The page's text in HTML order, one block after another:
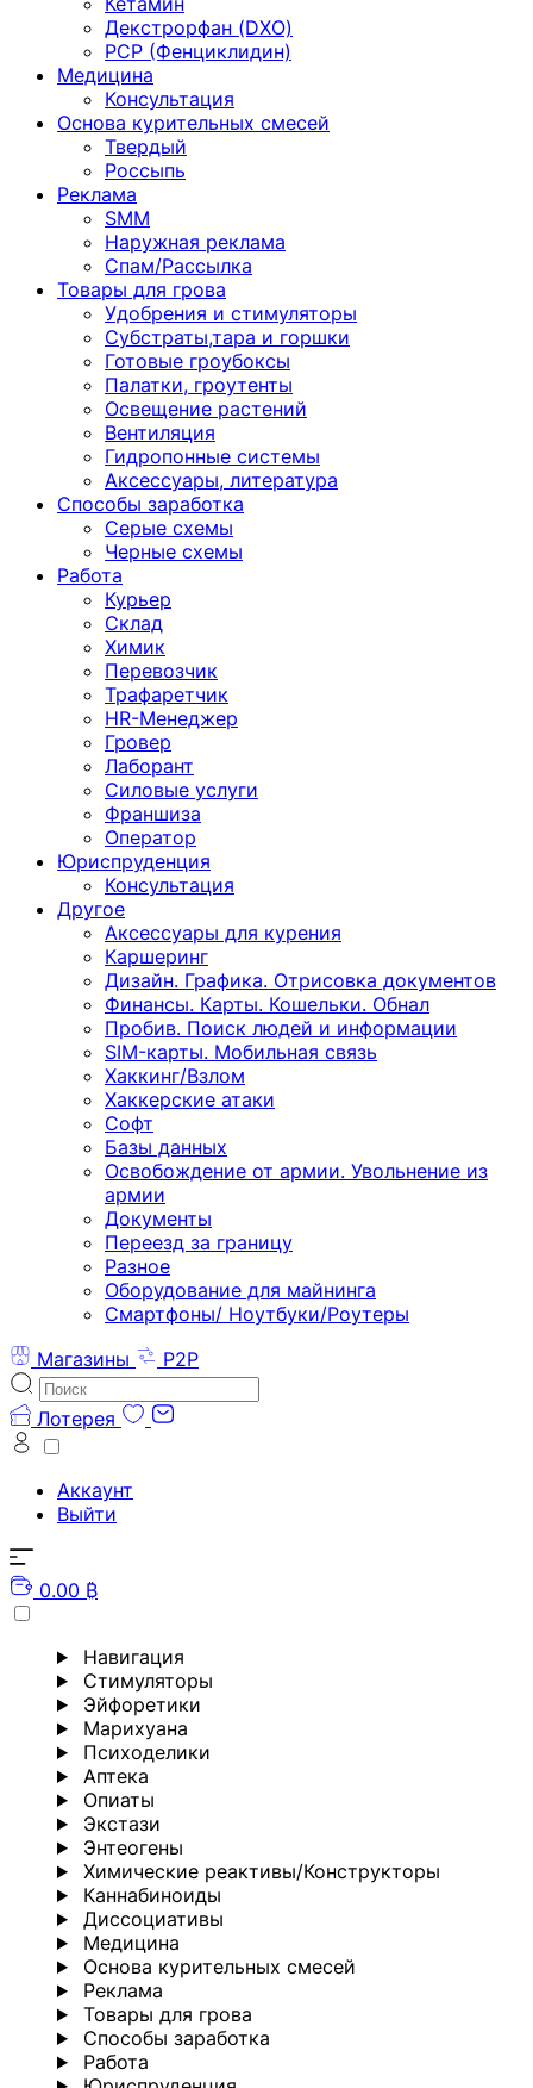
Декстрорфан (DXO)
PCP (Фенциклидин)
Медицина
Консультация
Основа курительных смесей
Твердый
Россыпь
Реклама
SMM
Наружная реклама
Спам/Рассылка
Товары для грова
Удобрения и стимуляторы
Субстраты,тара и горшки
Готовые гроубоксы
Палатки, гроутенты
Освещение растений
Вентиляция
Гидропонные системы
Аксессуары, литература
Способы заработка
Серые схемы
Черные схемы
Работа
Курьер
Склад
Химик
Перевозчик
Трафаретчик
HR-Менеджер
Гровер
Лаборант
Силовые услуги
Франшиза
Оператор
Юриспруденция
Консультация
Другoе
Аксессуары для курения
Каршеринг
Дизайн. Графика. Отрисовка документов
Финансы. Карты. Кошельки. Обнал
Пробив. Поиск людей и информации
SIM-карты. Мобильная связь
Хаккинг/Взлом
Хаккерские атаки
Софт
Базы данных
Освобождение от армии. Увольнение из
армии
Документы
Переезд за границу
Разное
Оборудование для майнинга
Смартфоны/ Ноутбуки/Роутеры
Магазины
P2P
Лотерея
Аккаунт
Выйти
0.00 ₿
Навигация
Стимуляторы
Эйфоретики
Марихуана
Психоделики
Аптека
Опиаты
Экстази
Энтеогены
Химические реактивы/Конструкторы
Каннабиноиды
Диссоциативы
Медицина
Основа курительных смесей
Реклама
Товары для грова
Способы заработка
Работа